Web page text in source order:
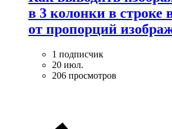
в 3 колонки в строке
от пропорций
1 подписчик
20 июл.
206 просмотров